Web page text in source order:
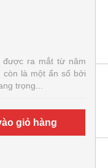
được ra mắt từ năm
còn là một ẩn số bởi
trọng...
giỏ hàng